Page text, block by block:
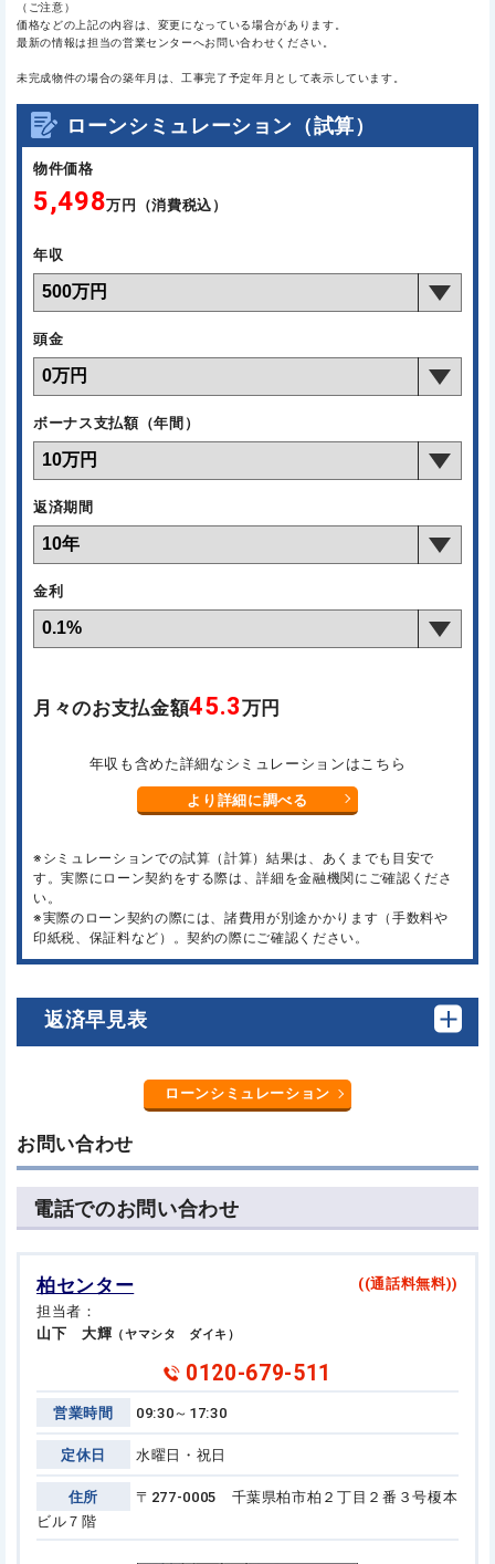
（ご注意）
価格などの上記の内容は、変更になっている場合があります。
最新の情報は担当の営業センターへお問い合わせください。
未完成物件の場合の築年月は、工事完了予定年月として表示しています。
ローンシミュレーション（試算）
物件価格
5,498万円（消費税込）
年収
頭金
ボーナス支払額（年間）
返済期間
金利
月々のお支払金額45.3万円
年収も含めた詳細なシミュレーションはこちら
より詳細に調べる
※シミュレーションでの試算（計算）結果は、あくまでも目安で
す。実際にローン契約をする際は、詳細を金融機関にご確認くださ
い。
※実際のローン契約の際には、諸費用が別途かかります（手数料や
印紙税、保証料など）。契約の際にご確認ください。
返済早見表
ローンシミュレーション
お問い合わせ
電話でのお問い合わせ
柏センター
((通話料無料))
担当者：
山下 大輝 （ヤマシタ ダイキ）
0120-679-511
営業時間 09:30～17:30
定休日 水曜日・祝日
住所 〒277-0005 千葉県柏市柏２丁目２番３号榎本
ビル７階